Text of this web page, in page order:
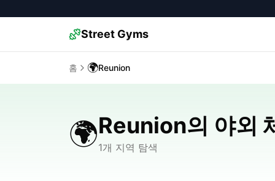
Street Gyms
홈 🌍Reunion
🌍Reunion의 야외
1개 지역 탐색